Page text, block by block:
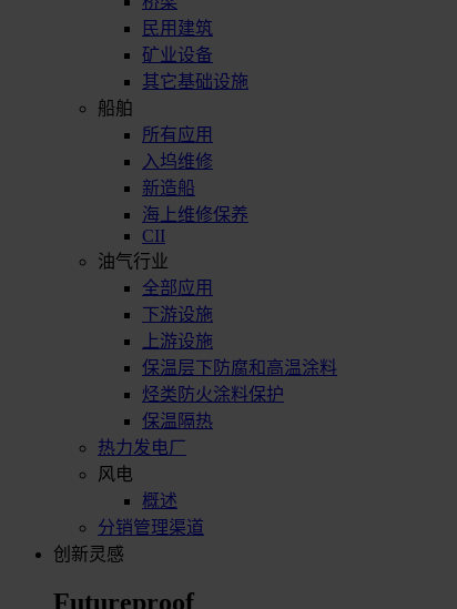
民用建筑
矿业设备
其它基础设施
船舶
所有应用
入坞维修
新造船
海上维修保养
CII
油气行业
全部应用
下游设施
上游设施
保温层下防腐和高温涂料
烃类防火涂料保护
保温隔热
热力发电厂
风电
概述
分销管理渠道
创新灵感
Futureproof